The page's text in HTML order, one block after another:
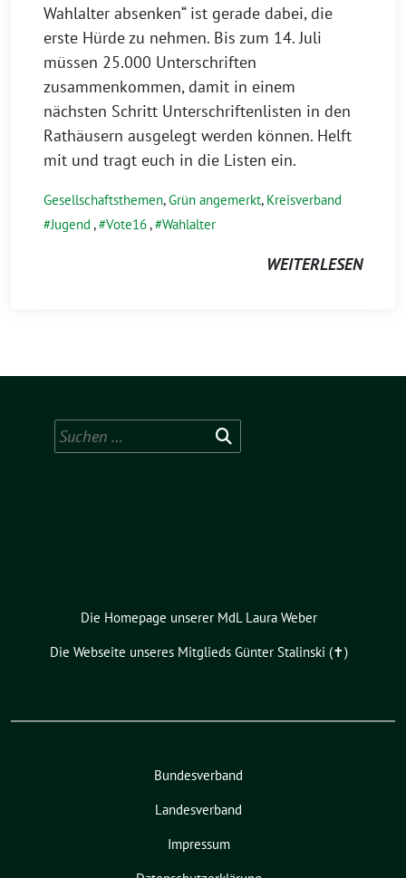
Wahlalter absenken“ ist gerade dabei, die
erste Hürde zu nehmen. Bis zum 14. Juli
müssen 25.000 Unterschriften
zusammenkommen, damit in einem
nächsten Schritt Unterschriftenlisten in den
Rathäusern ausgelegt werden können. Helft
mit und tragt euch in die Listen ein.
Gesellschaftsthemen,Grün angemerkt, Kreisverband
Jugend , Vote16, Wahlalter
WEITERLESEN
Suchen
nach:
Die Homepage unserer MdL Laura Weber
Die Webseite unseres Mitglieds Günter Stalinski (✝︎)
Bundesverband
Landesverband
Impressum